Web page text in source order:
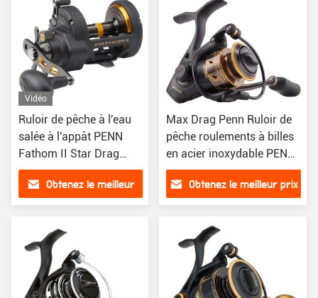
Vidéo
Ruloir de pêche à l'eau
salée à l'appât PENN
Fathom II Star Drag
Baitcaster
Obtenez le meilleur
Max Drag Penn Ruloir de
pêche roulements à billes
en acier inoxydable PENN
Battle III
Obtenez le meilleur prix